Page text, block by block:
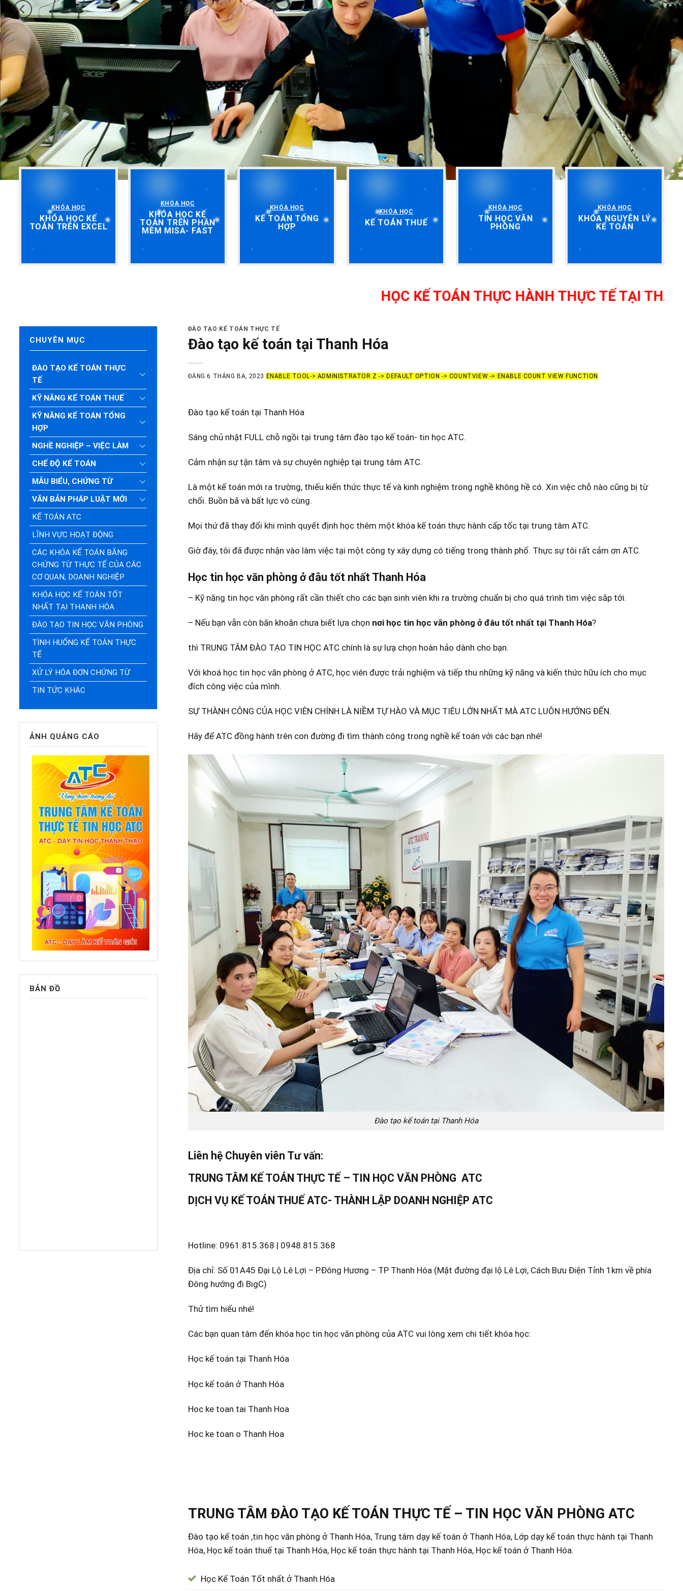
KHÓA HỌC
KHÓA HỌC KẾ
TOÁN TRÊN EXCEL
KHÓA HỌC
KHÓA HỌC KẾ
TOÁN TRÊN PHẦN
MỀM MISA- FAST
KHÓA HỌC
KẾ TOÁN TỔNG
HỢP
KHÓA HỌC
KẾ TOÁN THUẾ
KHÓA HỌC
TIN HỌC VĂN
PHÒNG
KHÓA HỌC
KHÓA NGUYÊN LÝ
KẾ TOÁN
HỌC KẾ TOÁN THỰC HÀNH THỰC TẾ TẠI THANH HÓA
CHUYÊN MỤC
ĐÀO TẠO KẾ TOÁN THỰC
TẾ
KỸ NĂNG KẾ TOÁN THUẾ
KỸ NĂNG KẾ TOÁN TỔNG
HỢP
NGHỀ NGHIỆP – VIỆC LÀM
CHẾ ĐỘ KẾ TOÁN
MẪU BIỂU, CHỨNG TỪ
VĂN BẢN PHÁP LUẬT MỚI
KẾ TOÁN ATC
LĨNH VỰC HOẠT ĐỘNG
CÁC KHÓA KẾ TOÁN BẰNG
CHỨNG TỪ THỰC TẾ CỦA CÁC
CƠ QUAN, DOANH NGHIỆP
KHÓA HỌC KẾ TOÁN TỐT
NHẤT TẠI THANH HÓA
ĐÀO TẠO TIN HỌC VĂN PHÒNG
TÌNH HUỐNG KẾ TOÁN THỰC
TẾ
XỬ LÝ HÓA ĐƠN CHỨNG TỪ
TIN TỨC KHÁC
ẢNH QUẢNG CÁO
BẢN ĐỒ
ĐÀO TẠO KẾ TOÁN THỰC TẾ
Đào tạo kế toán tại Thanh Hóa
ĐĂNG6 THÁNG BA, 2023 ENABLE TOOL-> ADMINISTRATOR Z -> DEFAULT OPTION -> COUNTVIEW -> ENABLE COUNT VIEW FUNCTION
Đào tạo kế toán tại Thanh Hóa
Sáng chủ nhật FULL chỗ ngồi tại trung tâm đào tạo kế toán- tin học ATC.
Cảm nhận sự tận tâm và sự chuyên nghiệp tại trung tâm ATC.
Là một kế toán mới ra trường, thiếu kiến thức thực tế và kinh nghiệm trong nghề không hề có. Xin việc chỗ nào cũng bị từ
chối. Buồn bã và bất lực vô cùng.
Mọi thứ đã thay đổi khi mình quyết định học thêm một khóa kế toán thực hành cấp tốc tại trung tâm ATC.
Giờ đây, tôi đã được nhận vào làm việc tại một công ty xây dựng có tiếng trong thành phố. Thực sự tôi rất cảm ơn ATC.
Học tin học văn phòng ở đâu tốt nhất Thanh Hóa
– Kỹ năng tin học văn phòng rất cần thiết cho các bạn sinh viên khi ra trường chuẩn bị cho quá trình tìm việc sắp tới.
– Nếu bạn vẫn còn băn khoăn chưa biết lựa chọn nơi học tin học văn phòng ở đâu tốt nhất tại Thanh Hóa?
thì TRUNG TÂM ĐÀO TẠO TIN HỌC ATC chính là sự lưạ chọn hoàn hảo dành cho bạn.
Với khoá học tin học văn phòng ở ATC, học viên được trải nghiệm và tiếp thu những kỹ năng và kiến thức hữu ích cho mục
đích công việc của mình.
SỰ THÀNH CÔNG CỦA HỌC VIÊN CHÍNH LÀ NIỀM TỰ HÀO VÀ MỤC TIÊU LỚN NHẤT MÀ ATC LUÔN HƯỚNG ĐẾN.
Hãy để ATC đồng hành trên con đường đi tìm thành công trong nghề kế toán với các bạn nhé!
Đào tạo kế toán tại Thanh Hóa
Liên hệ Chuyên viên Tư vấn:
TRUNG TÂM KẾ TOÁN THỰC TẾ – TIN HỌC VĂN PHÒNG ATC
DỊCH VỤ KẾ TOÁN THUẾ ATC- THÀNH LẬP DOANH NGHIỆP ATC
Hotline: 0961.815.368 | 0948.815.368
Địa chỉ: Số 01A45 Đại Lộ Lê Lợi – P.Đông Hương – TP Thanh Hóa (Mặt đường đại lộ Lê Lợi, Cách Bưu Điện Tỉnh 1km về phía
Đông hướng đi BigC)
Thử tìm hiểu nhé!
Các bạn quan tâm đến khóa học tin học văn phòng của ATC vui lòng xem chi tiết khóa học:
Học kế toán tại Thanh Hóa
Học kế toán ở Thanh Hóa
Hoc ke toan tai Thanh Hoa
Hoc ke toan o Thanh Hoa
TRUNG TÂM ĐÀO TẠO KẾ TOÁN THỰC TẾ – TIN HỌC VĂN PHÒNG ATC
Đào tạo kế toán ,tin học văn phòng ở Thanh Hóa, Trung tâm dạy kế toán ở Thanh Hóa, Lớp dạy kế toán thực hành tại Thanh
Hóa, Học kế toán thuế tại Thanh Hóa, Học kế toán thực hành tại Thanh Hóa, Học kế toán ở Thanh Hóa.
Học Kế Toán Tốt nhất ở Thanh Hóa